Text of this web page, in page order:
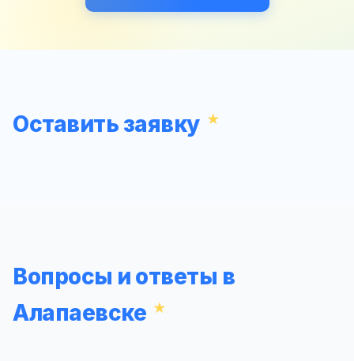
Оставить заявку
Вопросы и ответы в
Алапаевске